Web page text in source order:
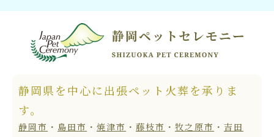
静岡県を中心に出張ペット火葬を承りま
す。
静岡市 ・ 島田市 ・ 焼津市 ・ 藤枝市 ・ 牧之原市 ・ 吉田